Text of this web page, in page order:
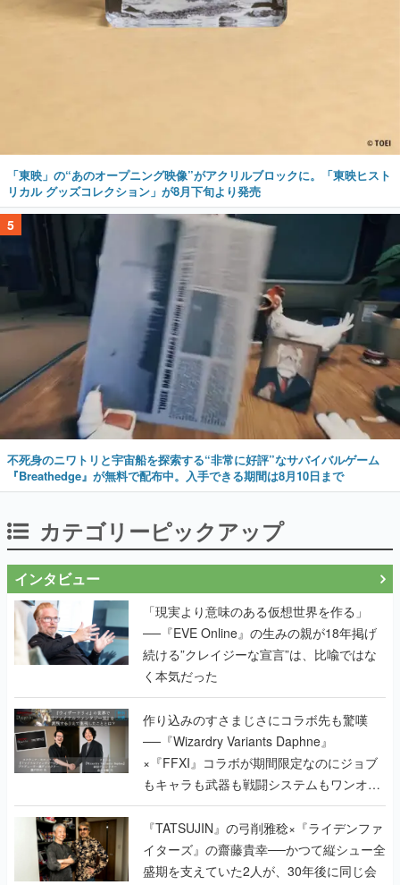
「東映」の“あのオープニング映像”がアクリルブロックに。「東映ヒスト
リカル グッズコレクション」が8月下旬より発売
5
不死身のニワトリと宇宙船を探索する“非常に好評”なサバイバルゲーム
『Breathedge』が無料で配布中。入手できる期間は8月10日まで
カテゴリーピックアップ
インタビュー
「現実より意味のある仮想世界を作る」
──『EVE Online』の生みの親が18年掲げ
続ける”クレイジーな宣言”は、比喩ではな
く本気だった
作り込みのすさまじさにコラボ先も驚嘆
──『Wizardry Variants Daphne』
×『FFXI』コラボが期間限定なのにジョブ
もキャラも武器も戦闘システムもワンオフ
で作り込まれた理由を両ディレクターに聞
く
『TATSUJIN』の弓削雅稔×『ライデンファ
イターズ』の齋藤貴幸──かつて縦シュー全
盛期を支えていた2人が、30年後に同じ会